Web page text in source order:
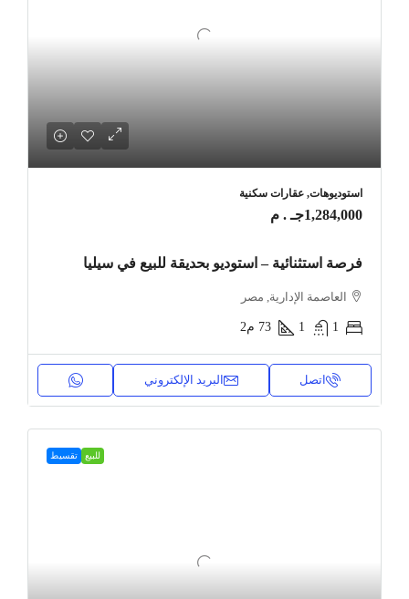
استوديوهات, عقارات سكنية
1,284,000جـ . م
فرصة استثنائية – استوديو بحديقة للبيع في سيليا
العاصمة الإدارية, مصر
1
1
73 م2
اتصل البريد الإلكتروني
للبيع تقسيط